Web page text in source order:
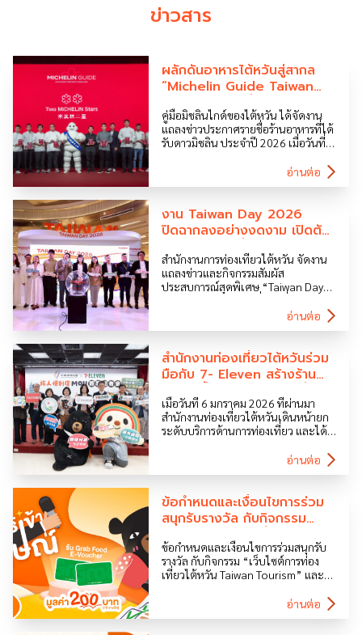
ข่าวสาร
ผลักดันอาหารไต้หวันสู่สากล
“Michelin Guide Taiwan
ประสบการณ์ท่องเที่ยวระดับ
เมือง เชื่อมโยงแคมเปญ
“Taiwan 100 Ways”
คู่มือมิชลินไกด์ของไต้หวัน ได้จัดงาน
แถลงข่าวประกาศรายชื่อร้านอาหารที่ได้
รับดาวมิชลิน ประจำปี 2026 เมื่อวันที่
Taipei โดยในปีนี้มีร้านอาหารได้รับคัด
เลือกให้ติดดาวมิชลินรวมทั้งสิ้น 61 ร้าน
[…]
อ่านต่อ
งาน Taiwan Day 2026
ปิดฉากลงอย่างงดงาม เปิดตัว
พร้อมลุ้นรับตั๋วเครื่องบินไป-
กลับ ไทย-ไต้หวัน!
สำนักงานการท่องเที่ยวไต้หวัน จัดงาน
แถลงข่าวและกิจกรรมสัมผัส
ประสบการณ์สุดพิเศษ “Taiwan Day
มีนาคม ณ ศูนย์การค้า เซ็นทรัล พาร์ค
ภายใต้ธีม “Taiwan 100 Ways” พร้อม
รายผู้เป็นตัวแทนในแต่ละธีมการท่อง
เที่ยว ได้แก่ […]
อ่านต่อ
สำนักงานท่องเที่ยวไต้หวันร่วม
มือกับ 7- Eleven สร้างร้าน
พร้อมเครือข่ายบริการที่
ครอบคลุมที่สุดทั่วไต้หวัน
เมื่อวันที่ 6 มกราคม 2026 ที่ผ่านมา
สำนักงานท่องเที่ยวไต้หวันเดินหน้ายก
ระดับบริการด้านการท่องเที่ยว และได้
โดยทั้งสองฝ่ายจะร่วมกัน ขยายช่อง
ทางการบริการ ความร่วมมือทางด้านการ
เพื่อสร้างความร่วมมือที่เป็นประโยชน์
ร่วมกัน โดยการร่วมมือครั้งนี้ จะเริ่มจาก
การผลักดันแนวคิด “ร้านสะดวกซื้อ
สำหรับนักท่องเที่ยว” ที่มุ่งเน้นการส่ง
เสริมบริการแบบ PWA […]
อ่านต่อ
ข้อกำหนดและเงื่อนไขการร่วม
สนุกรับรางวัล กับกิจกรรม
Taiwan Tourism” และ “เข้า
ร่วมสัมภาษณ์ออนไลน์” กับ
OhBear
ข้อกำหนดและเงื่อนไขการร่วมสนุกรับ
รางวัล กับกิจกรรม “เว็บไซต์การท่อง
เที่ยวไต้หวัน Taiwan Tourism” และ
OhBear เงื่อนไขการร่วมสนุก ระยะเวลา
ร่วมกิจกรรม ประกาศรายชื่อผู้โชคดี ของ
อ่านต่อ